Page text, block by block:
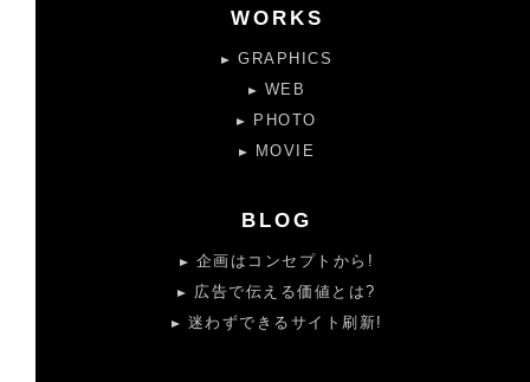
WORKS
GRAPHICS
WEB
PHOTO
MOVIE
BLOG
企画はコンセプトから!
広告で伝える価値とは?
迷わずできるサイト刷新!